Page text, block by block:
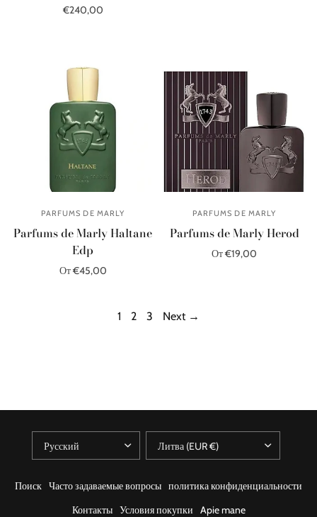
€240,00
PARFUMS DE MARLY
Parfums de Marly Haltane
Edp
От €45,00
PARFUMS DE MARLY
Parfums de Marly Herod
От €19,00
1 2 3 Next →
Поиск Часто задаваемые вопросы политика конфиденциальности
Контакты Условия покупки Apie mane